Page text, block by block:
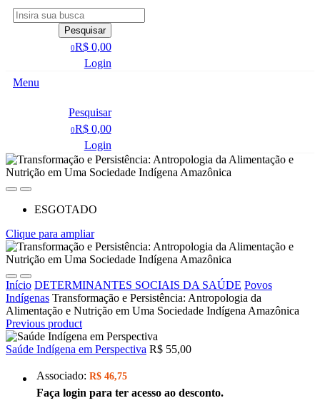
Pesquisar
0R$ 0,00
Login
Menu
Pesquisar
0R$ 0,00
Login
ESGOTADO
Clique para ampliar
Início DETERMINANTES SOCIAIS DA SAÚDE Povos
Indígenas Transformação e Persistência: Antropologia da
Alimentação e Nutrição em Uma Sociedade Indígena Amazônica
Previous product
Saúde Indígena em Perspectiva R$ 55,00
Associado: R$ 46,75
Faça login para ter acesso ao desconto.